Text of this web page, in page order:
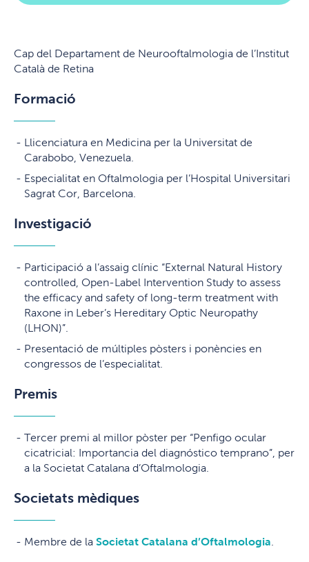
Cap del Departament de Neurooftalmologia de l’Institut
Català de Retina
Formació
Llicenciatura en Medicina per la Universitat de
Carabobo, Venezuela.
Especialitat en Oftalmologia per l’Hospital Universitari
Sagrat Cor, Barcelona.
Investigació
Participació a l’assaig clínic “External Natural History
controlled, Open-Label Intervention Study to assess
the efficacy and safety of long-term treatment with
Raxone in Leber’s Hereditary Optic Neuropathy
(LHON)”.
Presentació de múltiples pòsters i ponències en
congressos de l’especialitat.
Premis
Tercer premi al millor pòster per “Penfigo ocular
cicatricial: Importancia del diagnóstico temprano”, per
a la Societat Catalana d’Oftalmologia.
Societats mèdiques
Membre de la Societat Catalana d’Oftalmologia